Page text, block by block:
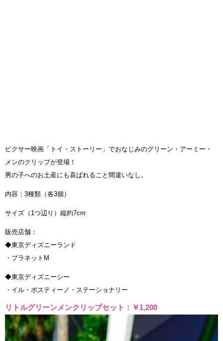
ピクサー映画「トイ・ストーリー」でおなじみのグリーン・アーミー・
メンのクリップが登場！
男の子へのお土産にも喜ばれること間違いなし。
内容：3種類（各3個）
サイズ（1つ辺り）縦約7cm
販売店舗：
◆東京ディズニーランド
・プラネットM
◆東京ディズニーシー
・イル・ポスティーノ・ステーショナリー
リトルグリーンメンクリップセット：￥1,200